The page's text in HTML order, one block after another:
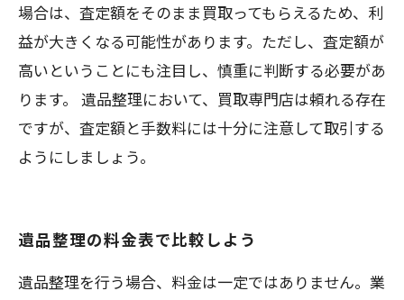
場合は、査定額をそのまま買取ってもらえるため、利
益が大きくなる可能性があります。ただし、査定額が
高いということにも注目し、慎重に判断する必要があ
ります。 遺品整理において、買取専門店は頼れる存在
ですが、査定額と手数料には十分に注意して取引する
ようにしましょう。
遺品整理の料金表で比較しよう
遺品整理を行う場合、料金は一定ではありません。業